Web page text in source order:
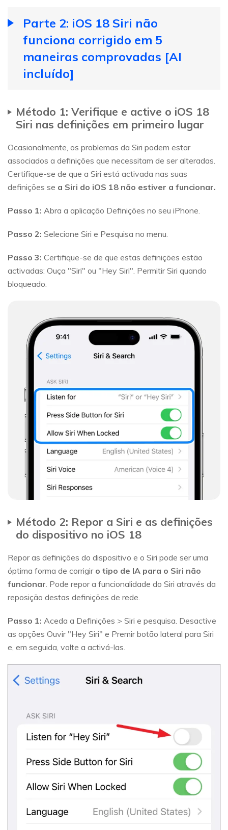
Parte 2: iOS 18 Siri não
funciona corrigido em 5
maneiras comprovadas [AI
incluído]
Método 1: Verifique e active o iOS 18
Siri nas definições em primeiro lugar
Ocasionalmente, os problemas da Siri podem estar
associados a definições que necessitam de ser alteradas.
Certifique-se de que a Siri está activada nas suas
definições se a Siri do iOS 18 não estiver a funcionar.
Passo 1: Abra a aplicação Definições no seu iPhone.
Passo 2: Selecione Siri e Pesquisa no menu.
Passo 3: Certifique-se de que estas definições estão
activadas: Ouça "Siri" ou "Hey Siri". Permitir Siri quando
bloqueado.
Método 2: Repor a Siri e as definições
do dispositivo no iOS 18
Repor as definições do dispositivo e o Siri pode ser uma
óptima forma de corrigir o tipo de IA para o Siri não
funcionar . Pode repor a funcionalidade do Siri através da
reposição destas definições de rede.
Passo 1: Aceda a Definições > Siri e pesquisa. Desactive
as opções Ouvir "Hey Siri" e Premir botão lateral para Siri
e, em seguida, volte a activá-las.